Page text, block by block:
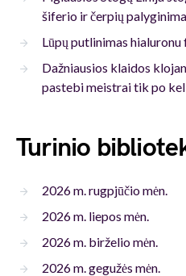
šiferio ir čerpių
Lūpų putlinimas
Dažniausios klaidos
pastebi meistrai tik po
Turinio
2026 m. rugpjūčio mėn.
2026 m. liepos mėn.
2026 m. birželio mėn.
2026 m. gegužės mėn.